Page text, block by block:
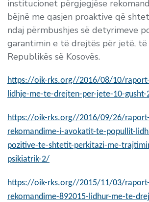
institucionet përgjegjëse
bëjnë me qasjen proaktive që
ndaj përmbushjes së detyrimeve
garantimin e të drejtës për jetë,
Republikës së Kosovës.
https://oik-rks.org//2016/08/10/
lidhje-me-te-drejten-per-jete-10-gusht-
https://oik-rks.org//2016/09/26/
rekomandime-i-avokatit-te-popullit-
pozitive-te-shtetit-perkitazi-me-
psikiatrik-2/
https://oik-rks.org//2015/11/03/
rekomandime-892015-lidhur-me-te-